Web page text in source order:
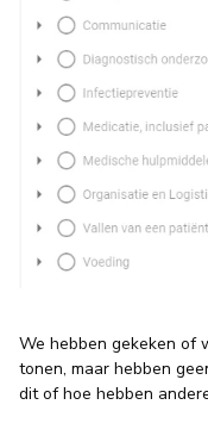
We hebben gekeken of
tonen, maar hebben
dit of hoe hebben